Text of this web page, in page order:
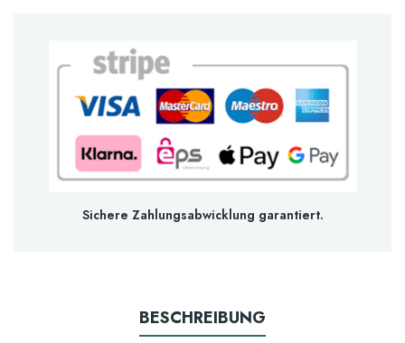
Sichere Zahlungsabwicklung garantiert.
BESCHREIBUNG